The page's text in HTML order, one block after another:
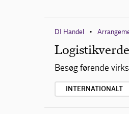
DI Handel •
Besøg førende
INTERNATIONALT